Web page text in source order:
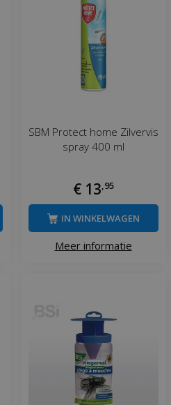
SBM Protect home Zilvervis
spray 400 ml
€ 13,95
Meer informatie
IN WINKELWAGEN